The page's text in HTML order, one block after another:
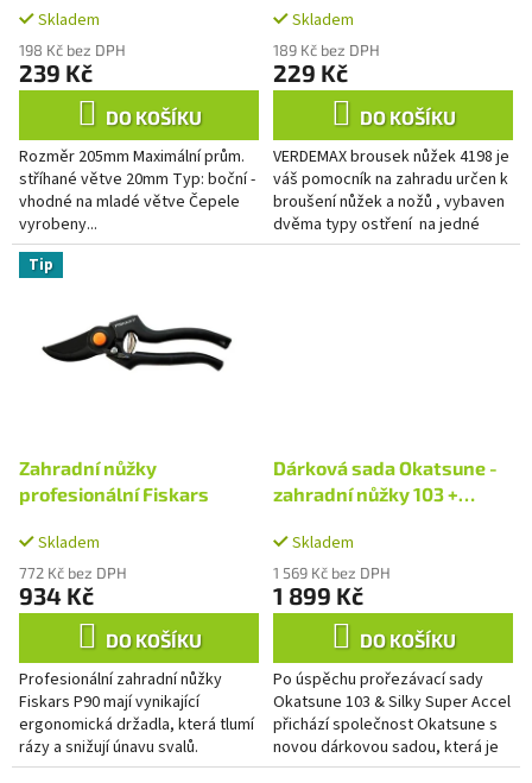
t
ů
Skladem
198 Kč bez DPH
239 Kč
DO KOŠÍKU
Rozměr 205mm Maximální prům.
stříhané větve 20mm Typ: boční -
vhodné na mladé větve Čepele
vyrobeny...
Skladem
189 Kč bez DPH
229 Kč
DO KOŠÍKU
VERDEMAX brousek nůžek 4198 je
váš pomocník na zahradu určen k
broušení nůžek a nožů , vybaven
dvěma typy ostření na jedné
straně keramika, ocel na straně
Tip
Zahradní nůžky
profesionální Fiskars
Skladem
772 Kč bez DPH
934 Kč
DO KOŠÍKU
Profesionální zahradní nůžky
Fiskars P90 mají vynikající
ergonomická držadla, která tlumí
rázy a snižují únavu svalů.
Speciálně zakalená horní čepel.
Dárková sada Okatsune -
zahradní nůžky 103 +
Skladem
1 569 Kč bez DPH
1 899 Kč
DO KOŠÍKU
Po úspěchu prořezávací sady
Okatsune 103 & Silky Super Accel
přichází společnost Okatsune s
novou dárkovou sadou, která je
dárkem k 100. výročí své